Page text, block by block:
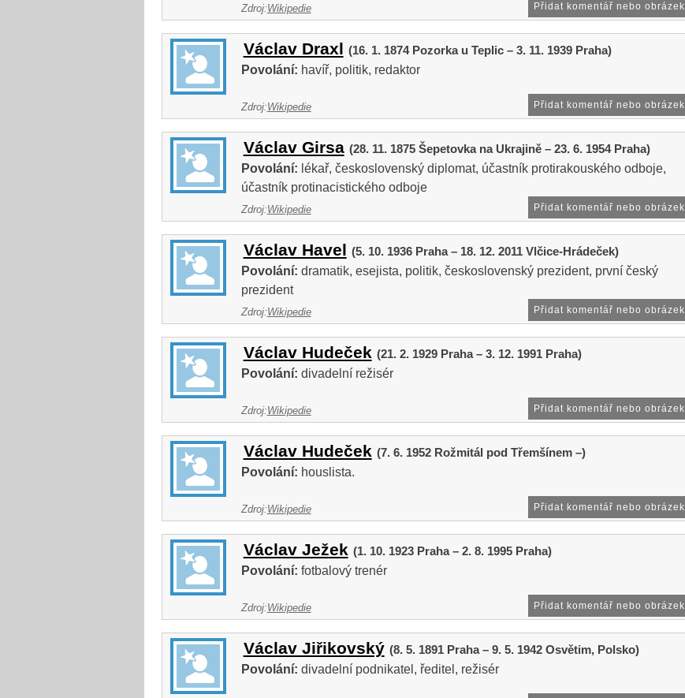
Zdroj:Wikipedie Přidat komentář nebo obrázek
Václav Draxl (16. 1. 1874 Pozorka u Teplic – 3. 11. 1939 Praha)
Povolání: havíř, politik, redaktor
Zdroj:Wikipedie Přidat komentář nebo obrázek
Václav Girsa (28. 11. 1875 Šepetovka na Ukrajině – 23. 6. 1954 Praha)
Povolání: lékař, československý diplomat, účastník protirakouského odboje,
účastník protinacistického odboje
Zdroj:Wikipedie Přidat komentář nebo obrázek
Václav Havel (5. 10. 1936 Praha – 18. 12. 2011 Vlčice-Hrádeček)
Povolání: dramatik, esejista, politik, československý prezident, první český
prezident
Zdroj:Wikipedie Přidat komentář nebo obrázek
Václav Hudeček (21. 2. 1929 Praha – 3. 12. 1991 Praha)
Povolání: divadelní režisér
Zdroj:Wikipedie Přidat komentář nebo obrázek
Václav Hudeček (7. 6. 1952 Rožmitál pod Třemšínem –)
Povolání: houslista.
Zdroj:Wikipedie Přidat komentář nebo obrázek
Václav Ježek (1. 10. 1923 Praha – 2. 8. 1995 Praha)
Povolání: fotbalový trenér
Zdroj:Wikipedie Přidat komentář nebo obrázek
Václav Jiřikovský (8. 5. 1891 Praha – 9. 5. 1942 Osvětim, Polsko)
Povolání: divadelní podnikatel, ředitel, režisér